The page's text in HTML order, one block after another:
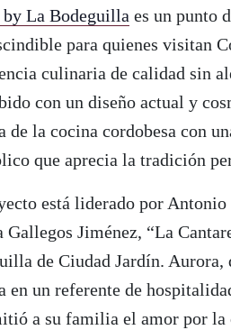
La Bodeguilla es un punto
para quienes visitan
culinaria de calidad sin
con un diseño actual y
de la cocina cordobesa con
que aprecia la tradición
está liderado por
Gallegos Jiménez, “La
de Ciudad Jardín. Aurora,
en un referente de
a su familia el amor por la